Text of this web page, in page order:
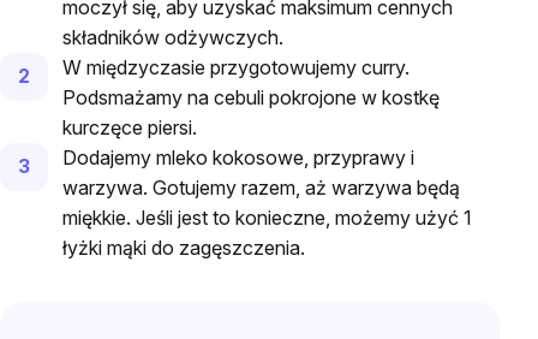
moczył się, aby uzyskać maksimum cennych
składników odżywczych.
W międzyczasie przygotowujemy curry.
Podsmażamy na cebuli pokrojone w kostkę
kurczęce piersi.
Dodajemy mleko kokosowe, przyprawy i
warzywa. Gotujemy razem, aż warzywa będą
miękkie. Jeśli jest to konieczne, możemy użyć 1
łyżki mąki do zagęszczenia.